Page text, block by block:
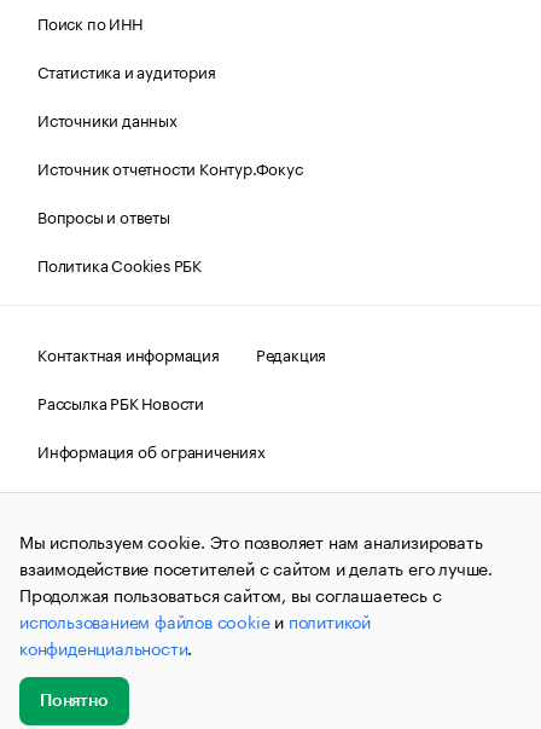
Поиск по ИНН
Статистика и аудитория
Источники данных
Источник отчетности Контур.Фокус
Вопросы и ответы
Политика Cookies РБК
Контактная информация
Редакция
Рассылка РБК Новости
Информация об ограничениях
Правовая информация
О соблюдении авторских прав
© АО «РОСБИЗНЕСКОНСАЛТИНГ»,1995–2026.Сообщения
и материалы информационного агентства «РБК»
(зарегистрировано Федеральной службой по надзору в сфере
связи, информационных технологий и массовых
коммуникаций (Роскомнадзор) 09.12.2015 за номером ИА
№ФС77-63848) сопровождаются пометкой «РБК». Отдельные
публикации могут содержать информацию,
не предназначенную для пользователей
до 18 лет.
Мы используем cookie. Это позволяет нам анализировать
взаимодействие посетителей с сайтом и делать его лучше.
Продолжая пользоваться сайтом, вы соглашаетесь с
использованием файлов cookieи политикой
конфиденциальности.
Понятно